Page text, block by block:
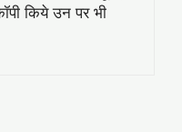
किये उन पर भी